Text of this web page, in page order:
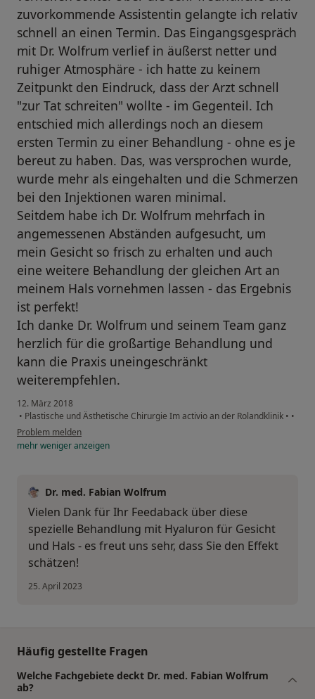
zuvorkommende Assistentin gelangte ich relativ
schnell an einen Termin. Das Eingangsgespräch
mit Dr. Wolfrum verlief in äußerst netter und
ruhiger Atmosphäre - ich hatte zu keinem
Zeitpunkt den Eindruck, dass der Arzt schnell
"zur Tat schreiten" wollte - im Gegenteil. Ich
entschied mich allerdings noch an diesem
ersten Termin zu einer Behandlung - ohne es je
bereut zu haben. Das, was versprochen wurde,
wurde mehr als eingehalten und die Schmerzen
bei den Injektionen waren minimal.
Seitdem habe ich Dr. Wolfrum mehrfach in
angemessenen Abständen aufgesucht, um
mein Gesicht so frisch zu erhalten und auch
eine weitere Behandlung der gleichen Art an
meinem Hals vornehmen lassen - das Ergebnis
ist perfekt!
Ich danke Dr. Wolfrum und seinem Team ganz
herzlich für die großartige Behandlung und
kann die Praxis uneingeschränkt
weiterempfehlen.
12. März 2018
• Plastische und Ästhetische Chirurgie Im activio an der Rolandklinik • •
Problem melden
mehrwenigeranzeigen
Dr. med. Fabian Wolfrum
Vielen Dank für Ihr Feedaback über diese
spezielle Behandlung mit Hyaluron für Gesicht
und Hals - es freut uns sehr, dass Sie den Effekt
schätzen!
25. April 2023
Häufig gestellte Fragen
Welche Fachgebiete deckt Dr. med. Fabian Wolfrum
ab?